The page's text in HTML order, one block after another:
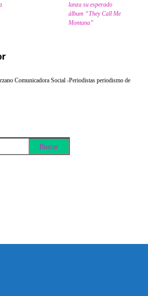
lanza su esperado
álbum “They Call Me
Montana”
Comunicadora Social -Periodistas periodismo de